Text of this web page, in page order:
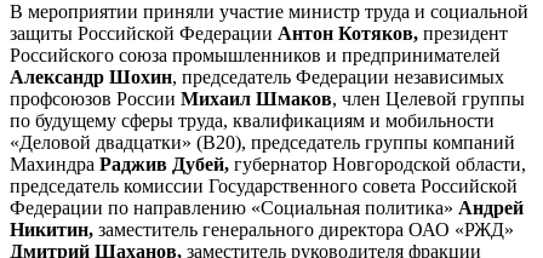
В мероприятии приняли участие министр труда и социальной
защиты Российской Федерации Антон Котяков, президент
Российского союза промышленников и предпринимателей
Александр Шохин, председатель Федерации независимых
профсоюзов России Михаил Шмаков, член Целевой группы
по будущему сферы труда, квалификациям и мобильности
«Деловой двадцатки» (В20), председатель группы компаний
Махиндра Раджив Дубей, губернатор Новгородской области,
председатель комиссии Государственного совета Российской
Федерации по направлению «Социальная политика» Андрей
Никитин, заместитель генерального директора ОАО «РЖД»
Дмитрий Шаханов, заместитель руководителя фракции